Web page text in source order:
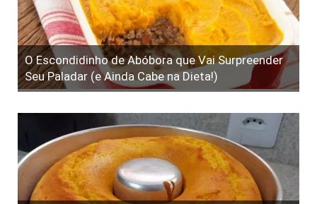
O Escondidinho de Abóbora que Vai Surpreender
Seu Paladar (e Ainda Cabe na Dieta!)